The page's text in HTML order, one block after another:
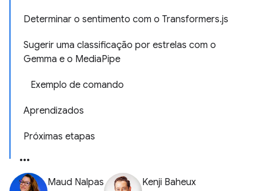
Determinar o sentimento com o Transformers.js
Sugerir uma classificação por estrelas com o
Gemma e o MediaPipe
Exemplo de comando
Aprendizados
Próximas etapas
Maud Nalpas Kenji Baheux